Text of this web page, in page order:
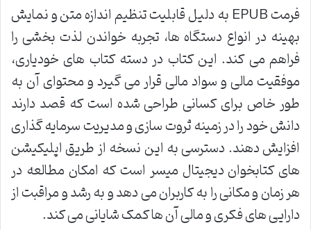
فرمت EPUB به دلیل قابلیت تنظیم اندازه متن و نمایش
بهینه در انواع دستگاه ها، تجربه خواندن لذت بخشی را
فراهم می کند. این کتاب در دسته کتاب های خودیاری،
موفقیت مالی و سواد مالی قرار می گیرد و محتوای آن به
طور خاص برای کسانی طراحی شده است که قصد دارند
دانش خود را در زمینه ثروت سازی و مدیریت سرمایه گذاری
افزایش دهند. دسترسی به این نسخه از طریق اپلیکیشن
های کتابخوان دیجیتال میسر است که امکان مطالعه در
هر زمان و مکانی را به کاربران می دهد و به رشد و مراقبت از
دارایی های فکری و مالی آن ها کمک شایانی می کند.